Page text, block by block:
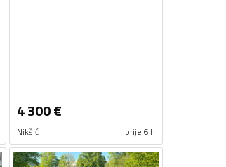
4 300€
Nikšić prije 6 h